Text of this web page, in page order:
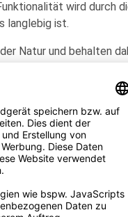
wird durch
langlebig ist.
Natur und behalten
moderner und
Töne. Beide